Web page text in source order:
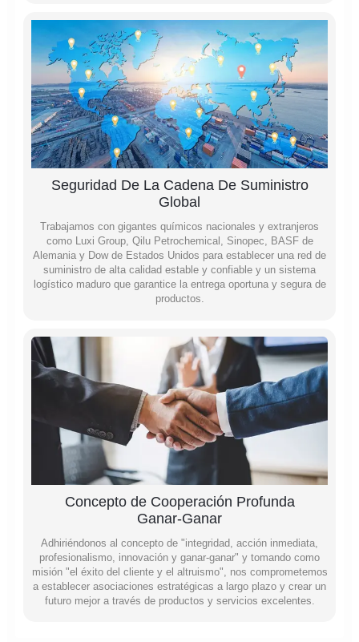
Seguridad De La Cadena De Suministro
Global
Trabajamos con gigantes químicos nacionales y extranjeros
como Luxi Group, Qilu Petrochemical, Sinopec, BASF de
Alemania y Dow de Estados Unidos para establecer una red de
suministro de alta calidad estable y confiable y un sistema
logístico maduro que garantice la entrega oportuna y segura de
productos.
Concepto de Cooperación Profunda
Ganar-Ganar
Adhiriéndonos al concepto de "integridad, acción inmediata,
profesionalismo, innovación y ganar-ganar" y tomando como
misión "el éxito del cliente y el altruismo", nos comprometemos
a establecer asociaciones estratégicas a largo plazo y crear un
futuro mejor a través de productos y servicios excelentes.